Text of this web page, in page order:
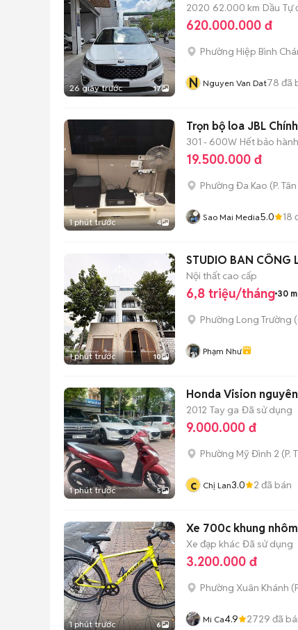
26 giây trước 17
2020 62.000 km Dầu Tự
620.000.000 đ
Phường Hiệp Bình
N Nguyen Van Dat78 đã
1 phút trước 4
Trọn bộ loa JBL
301 - 600W Hết bảo hành
19.500.000 đ
Phường Đa Kao (P.
Sao Mai Media5.0 18
1 phút trước 10
STUDIO BAN CÔNG
Nội thất cao cấp
6,8 triệu/tháng 30
Phường Long Trường
Phạm Như
1 phút trước 5
Honda Vision
2012 Tay ga Đã sử dụng
9.000.000 đ
Phường Mỹ Đình 2 (P.
c Chị Lan3.0 2 đã bán
1 phút trước 6
Xe 700c khung
Xe đạp khác Đã sử dụng
3.200.000 đ
Phường Xuân Khánh (
Mi Ca4.9 2729 đã